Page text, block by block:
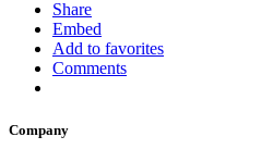
Share
Embed
Add to favorites
Comments
Company